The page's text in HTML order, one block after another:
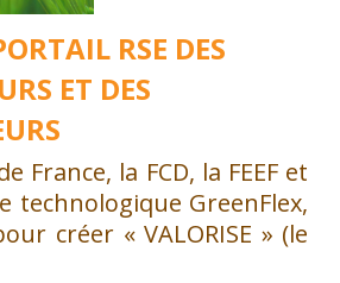
RSE DES
ET DES
France, la FCD, la FEEF et
technologique GreenFlex,
créer « VALORISE » (le